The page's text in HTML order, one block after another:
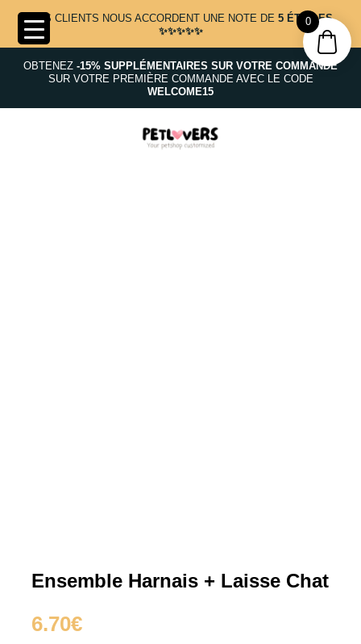
NOS CLIENTS NOUS ACCORDENT UNE NOTE DE5 ÉTOILES
✨✨✨✨✨
OBTENEZ -15% SUPPLÉMENTAIRES SUR VOTRE COMMANDE
SUR VOTRE PREMIÈRE COMMANDE AVEC LE CODE
WELCOME15
Ensemble Harnais + Laisse Chat
6.70€
0